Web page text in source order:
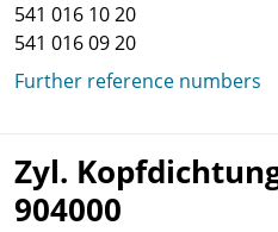
541 016 10 20
541 016 09 20
Further reference numbers
Zyl.
904000